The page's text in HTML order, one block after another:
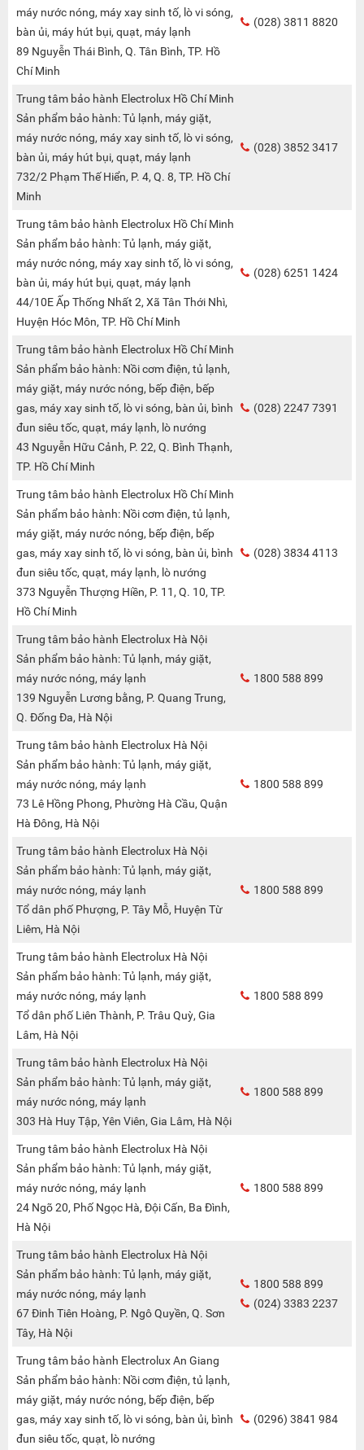
máy nước nóng, máy xay sinh tố, lò vi sóng,
bàn ủi, máy hút bụi, quạt, máy lạnh
89 Nguyễn Thái Bình, Q. Tân Bình, TP. Hồ
Chí Minh
(028) 3811 8820
Trung tâm bảo hành Electrolux Hồ Chí Minh
Sản phẩm bảo hành: Tủ lạnh, máy giặt,
máy nước nóng, máy xay sinh tố, lò vi sóng,
bàn ủi, máy hút bụi, quạt, máy lạnh
732/2 Phạm Thế Hiển, P. 4, Q. 8, TP. Hồ Chí
Minh
(028) 3852 3417
Trung tâm bảo hành Electrolux Hồ Chí Minh
Sản phẩm bảo hành: Tủ lạnh, máy giặt,
máy nước nóng, máy xay sinh tố, lò vi sóng,
bàn ủi, máy hút bụi, quạt, máy lạnh
44/10E Ấp Thống Nhất 2, Xã Tân Thới Nhì,
Huyện Hóc Môn, TP. Hồ Chí Minh
(028) 6251 1424
Trung tâm bảo hành Electrolux Hồ Chí Minh
Sản phẩm bảo hành: Nồi cơm điện, tủ lạnh,
máy giặt, máy nước nóng, bếp điện, bếp
gas, máy xay sinh tố, lò vi sóng, bàn ủi, bình
đun siêu tốc, quạt, máy lạnh, lò nướng
43 Nguyễn Hữu Cảnh, P. 22, Q. Bình Thạnh,
TP. Hồ Chí Minh
(028) 2247 7391
Trung tâm bảo hành Electrolux Hồ Chí Minh
Sản phẩm bảo hành: Nồi cơm điện, tủ lạnh,
máy giặt, máy nước nóng, bếp điện, bếp
gas, máy xay sinh tố, lò vi sóng, bàn ủi, bình
đun siêu tốc, quạt, máy lạnh, lò nướng
373 Nguyễn Thượng Hiền, P. 11, Q. 10, TP.
Hồ Chí Minh
(028) 3834 4113
Trung tâm bảo hành Electrolux Hà Nội
Sản phẩm bảo hành: Tủ lạnh, máy giặt,
máy nước nóng, máy lạnh
139 Nguyễn Lương bằng, P. Quang Trung,
Q. Đống Đa, Hà Nội
1800 588 899
Trung tâm bảo hành Electrolux Hà Nội
Sản phẩm bảo hành: Tủ lạnh, máy giặt,
máy nước nóng, máy lạnh
73 Lê Hồng Phong, Phường Hà Cầu, Quận
Hà Đông, Hà Nội
1800 588 899
Trung tâm bảo hành Electrolux Hà Nội
Sản phẩm bảo hành: Tủ lạnh, máy giặt,
máy nước nóng, máy lạnh
Tổ dân phố Phượng, P. Tây Mỗ, Huyện Từ
Liêm, Hà Nội
1800 588 899
Trung tâm bảo hành Electrolux Hà Nội
Sản phẩm bảo hành: Tủ lạnh, máy giặt,
máy nước nóng, máy lạnh
Tổ dân phố Liên Thành, P. Trâu Quỳ, Gia
Lâm, Hà Nội
1800 588 899
Trung tâm bảo hành Electrolux Hà Nội
Sản phẩm bảo hành: Tủ lạnh, máy giặt,
máy nước nóng, máy lạnh
303 Hà Huy Tập, Yên Viên, Gia Lâm, Hà Nội
1800 588 899
Trung tâm bảo hành Electrolux Hà Nội
Sản phẩm bảo hành: Tủ lạnh, máy giặt,
máy nước nóng, máy lạnh
24 Ngõ 20, Phố Ngọc Hà, Đội Cấn, Ba Đình,
Hà Nội
1800 588 899
Trung tâm bảo hành Electrolux Hà Nội
Sản phẩm bảo hành: Tủ lạnh, máy giặt,
máy nước nóng, máy lạnh
67 Đinh Tiên Hoàng, P. Ngô Quyền, Q. Sơn
Tây, Hà Nội
1800 588 899
(024) 3383 2237
Trung tâm bảo hành Electrolux An Giang
Sản phẩm bảo hành: Nồi cơm điện, tủ lạnh,
máy giặt, máy nước nóng, bếp điện, bếp
gas, máy xay sinh tố, lò vi sóng, bàn ủi, bình
đun siêu tốc, quạt, lò nướng
(0296) 3841 984